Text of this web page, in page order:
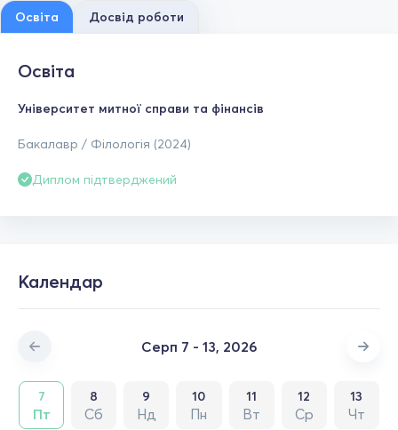
Освіта Досвід роботи
Освіта
Університет митної справи та фінансів
Бакалавр / Філологія (2024)
Диплом підтверджений
Календар
Серп 7 - 13, 2026
7
Пт
8
Сб
9
Нд
10
Пн
11
Вт
12
Ср
13
Чт